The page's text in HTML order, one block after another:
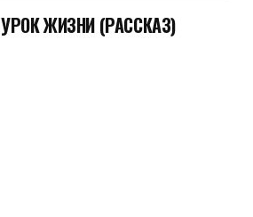
УРОК ЖИЗНИ (РАССКАЗ)